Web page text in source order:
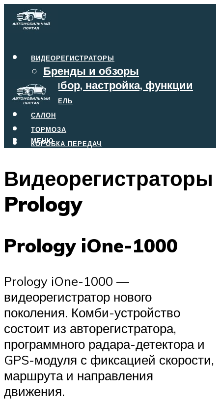
ВИДЕОРЕГИСТРАТОРЫ
Бренды и обзоры
Выбор, настройка, функции
ДВИГАТЕЛЬ
САЛОН
ТОРМОЗА
КОРОБКА ПЕРЕДАЧ
МЕНЮ
МЕНЮ
Видеорегистраторы
Prology
Prology iOne-1000
Prology iOne-1000 —
видеорегистратор нового
поколения. Комби-устройство
состоит из авторегистратора,
программного радара-детектора и
GPS-модуля с фиксацией скорости,
маршрута и направления
движения.